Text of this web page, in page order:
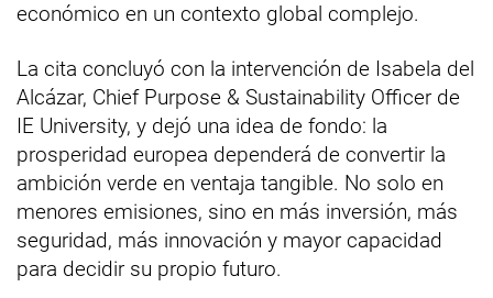
económico en un contexto global complejo.
La cita concluyó con la intervención de Isabela del
Alcázar, Chief Purpose & Sustainability Officer de
IE University, y dejó una idea de fondo: la
prosperidad europea dependerá de convertir la
ambición verde en ventaja tangible. No solo en
menores emisiones, sino en más inversión, más
seguridad, más innovación y mayor capacidad
para decidir su propio futuro.